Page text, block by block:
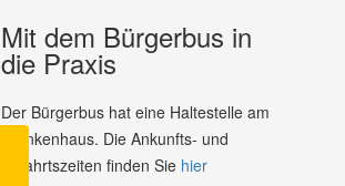
Mit dem Bürgerbus in
die Praxis
Der Bürgerbus hat eine Haltestelle am
Krankenhaus. Die Ankunfts- und
Abfahrtszeiten finden Sie hier